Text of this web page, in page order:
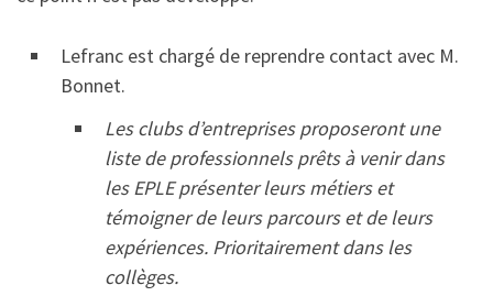
Lefranc est chargé de reprendre contact avec M.
Bonnet.
Les clubs d’entreprises proposeront une
liste de professionnels prêts à venir dans
les EPLE présenter leurs métiers et
témoigner de leurs parcours et de leurs
expériences. Prioritairement dans les
collèges.